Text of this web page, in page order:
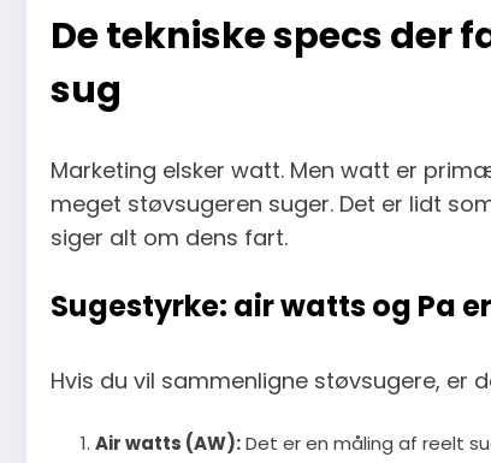
De tekniske specs der
sug
Marketing elsker watt. Men watt er
meget støvsugeren suger. Det er lidt
siger alt om dens fart.
Sugestyrke: air watts og Pa
Hvis du vil sammenligne støvsugere, er
Air watts (AW):Det er en måling af reelt